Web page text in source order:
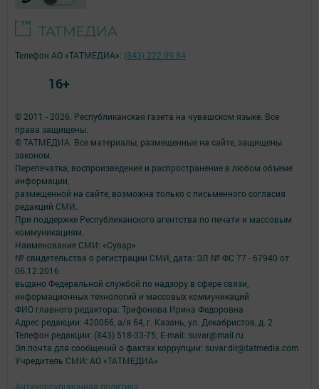
© 2011 - 2026. Республиканская газета на чувашском языке. Все
права защищены.
© ТАТМЕДИА. Все материалы, размещенные на сайте, защищены
законом.
Перепечатка, воспроизведение и распространение в любом объеме
информации,
размещенной на сайте, возможна только с письменного согласия
редакций СМИ.
При поддержке Республиканского агентства по печати и массовым
коммуникациям.
Наименование СМИ: «Сувар»
№ свидетельства о регистрации СМИ, дата: ЭЛ № ФС 77 - 67940 от
06.12.2016
выдано Федеральной службой по надзору в сфере связи,
информационных технологий и массовых коммуникаций
ФИО главного редактора: Трифонова Ирина Федоровна
Адрес редакции: 420066, а/я 64, г. Казань, ул. Декабристов, д. 2
Телефон редакции: (843) 518-33-75; E-mail: suvar@mail.ru
Эл.почта для сообщений о фактах коррупции: suvar.dir@tatmedia.com
Учредитель СМИ: АО «ТАТМЕДИА»
Антикоррупционная политика
Телефон АО «ТАТМЕДИА»: (843) 222 09 84
16+